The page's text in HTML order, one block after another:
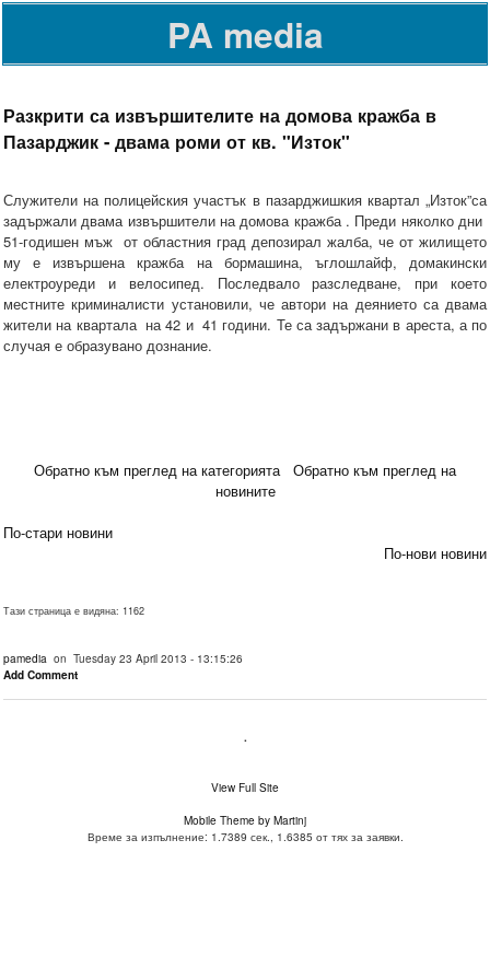
PA media
Разкрити са извършителите на домова кражба в
Пазарджик - двама роми от кв. "Изток"
Служители на полицейския участък в пазарджишкия квартал „Изток”са
задържали двама извършители на домова кражба . Преди няколко дни
51-годишен мъж от областния град депозирал жалба, че от жилището
му е извършена кражба на бормашина, ъглошлайф, домакински
електроуреди и велосипед. Последвало разследване, при което
местните криминалисти установили, че автори на деянието са двама
жители на квартала на 42 и 41 години. Те са задържани в ареста, а по
случая е образувано дознание.
Обратно към преглед на категорията
Обратно към преглед на
новините
По-стари новини
По-нови новини
Тази страница е видяна: 1162
pamedia on Tuesday 23 April 2013 - 13:15:26
Add Comment
.
View Full Site
Mobile Theme by Martinj
Време за изпълнение: 1.7389 сек., 1.6385 от тях за заявки.